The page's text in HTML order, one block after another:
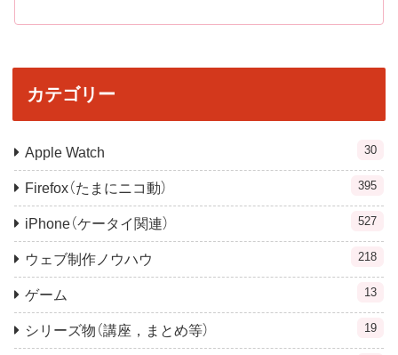
カテゴリー
Apple Watch 30
Firefox（たまにニコ動） 395
iPhone（ケータイ関連） 527
ウェブ制作ノウハウ 218
ゲーム 13
シリーズ物（講座，まとめ等） 19